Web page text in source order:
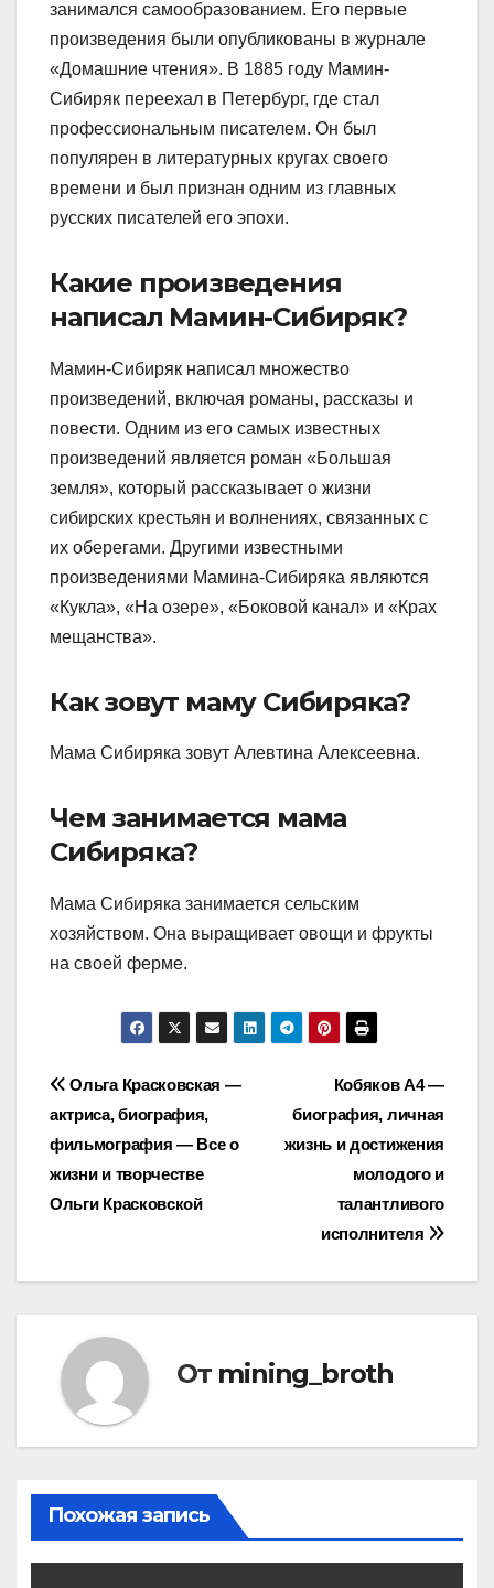
занимался самообразованием. Его первые
произведения были опубликованы в журнале
«Домашние чтения». В 1885 году Мамин-
Сибиряк переехал в Петербург, где стал
профессиональным писателем. Он был
популярен в литературных кругах своего
времени и был признан одним из главных
русских писателей его эпохи.
Какие произведения
написал Мамин-Сибиряк?
Мамин-Сибиряк написал множество
произведений, включая романы, рассказы и
повести. Одним из его самых известных
произведений является роман «Большая
земля», который рассказывает о жизни
сибирских крестьян и волнениях, связанных с
их оберегами. Другими известными
произведениями Мамина-Сибиряка являются
«Кукла», «На озере», «Боковой канал» и «Крах
мещанства».
Как зовут маму Сибиряка?
Мама Сибиряка зовут Алевтина Алексеевна.
Чем занимается мама
Сибиряка?
Мама Сибиряка занимается сельским
хозяйством. Она выращивает овощи и фрукты
на своей ферме.
Навигация
по
записям
Кобяков А4 —
биография, личная
жизнь и достижения
молодого и
талантливого
исполнителя
Ольга Красковская —
актриса, биография,
фильмография — Все о
жизни и творчестве
Ольги Красковской
От mining_broth
Похожая запись